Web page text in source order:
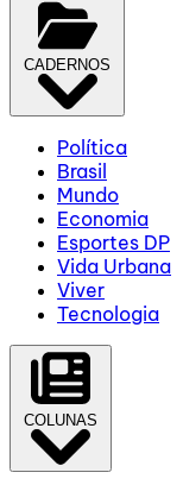
CADERNOS
Política
Brasil
Mundo
Economia
Esportes DP
Vida Urbana
Viver
Tecnologia
COLUNAS